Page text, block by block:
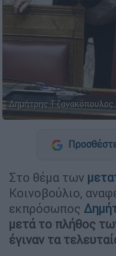
Δημήτρης Τζανακόπουλος
Στο θέμα των
Κοινοβούλιο,
εκπρόσωπος
μετά το πλήθος
έγιναν τα